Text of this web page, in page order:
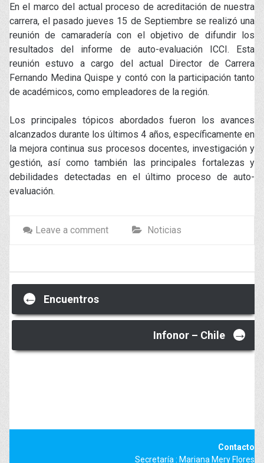
En el marco del actual proceso de acreditación de nuestra
carrera, el pasado jueves 15 de Septiembre se realizó una
reunión de camaradería con el objetivo de difundir los
resultados del informe de auto-evaluación ICCI. Esta
reunión estuvo a cargo del actual Director de Carrera
Fernando Medina Quispe y contó con la participación tanto
de académicos, como empleadores de la región.
Los principales tópicos abordados fueron los avances
alcanzados durante los últimos 4 años, específicamente en
la mejora continua sus procesos docentes, investigación y
gestión, así como también las principales fortalezas y
debilidades detectadas en el último proceso de auto-
evaluación.
Leave a comment Noticias
Post
navigation
← Encuentros
Infonor – Chile →
Contacto
Secretaría : Mariana Mery Flores